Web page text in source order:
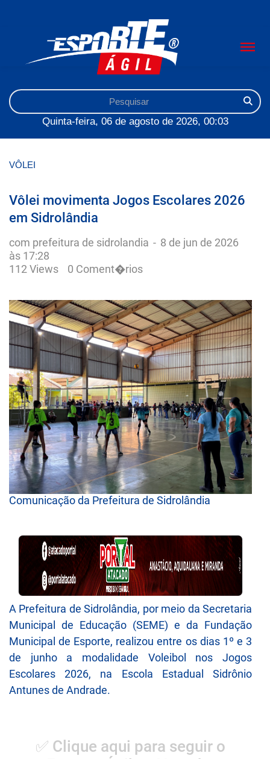
Quinta-feira, 06 de agosto de 2026, 00:03
VÔLEI
Vôlei movimenta Jogos Escolares 2026
em Sidrolândia
com prefeitura de sidrolandia - 8 de jun de 2026
às 17:28
112 Views
0 Coment�rios
Comunicação da Prefeitura de Sidrolândia
A Prefeitura de Sidrolândia, por meio da Secretaria
Municipal de Educação (SEME) e da Fundação
Municipal de Esporte, realizou entre os dias 1º e 3
de junho a modalidade Voleibol nos Jogos
Escolares 2026, na Escola Estadual Sidrônio
Antunes de Andrade.
✅ Clique aqui para seguir o